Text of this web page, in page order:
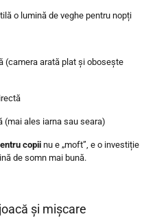
o lumină de veghe pentru nopți
(camera arată plat și obosește
(mai ales iarna sau seara)
copiinu e „moft”, e o investiție
de somn mai bună.
și mișcare